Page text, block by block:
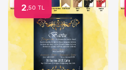
2 ,50 TL